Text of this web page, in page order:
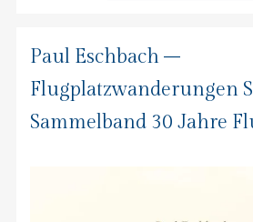
Paul Eschbach –
Flugplatzwanderungen
Sammelband 30 Jahre